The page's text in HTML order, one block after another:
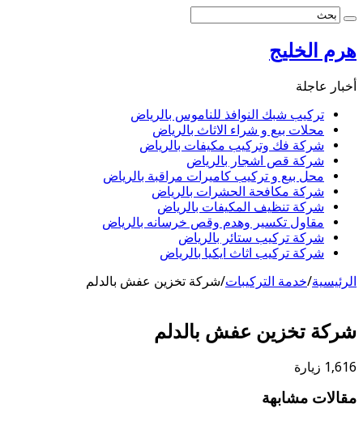
هرم الخليج
أخبار عاجلة
تركيب شبك النوافذ للناموس بالرياض
محلات بيع و شراء الاثاث بالرياض
شركة فك وتركيب مكيفات بالرياض
شركة قص اشجار بالرياض
محل بيع و تركيب كاميرات مراقبة بالرياض
شركة مكافحة الحشرات بالرياض
شركة تنظيف المكيفات بالرياض
مقاول تكسير وهدم وقص خرسانه بالرياض
شركة تركيب ستائر بالرياض
شركة تركيب اثاث ايكيا بالرياض
الرئيسية/خدمة التركيبات/شركة تخزين عفش بالدلم
شركة تخزين عفش بالدلم
1,616 زيارة
مقالات مشابهة